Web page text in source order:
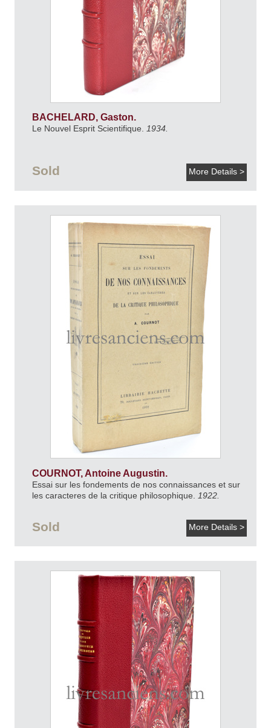
BACHELARD, Gaston.
Le Nouvel Esprit Scientifique. 1934.
Sold More Details >
COURNOT, Antoine Augustin.
Essai sur les fondements de nos connaissances et sur
les caracteres de la critique philosophique.
1922.
Sold More Details >